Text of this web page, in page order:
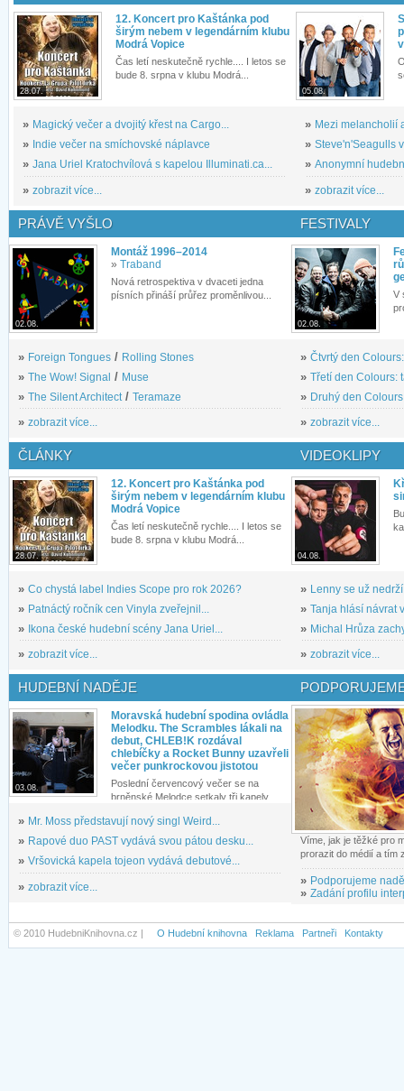
28.07.
12. Koncert pro Kaštánka pod
širým nebem v legendárním klubu
Modrá Vopice
Čas letí neskutečně rychle.... I letos se
bude 8. srpna v klubu Modrá...
» Magický večer a dvojitý křest na Cargo...
» Indie večer na smíchovské náplavce
» Jana Uriel Kratochvílová s kapelou Illuminati.ca...
» zobrazit více...
05.08.
» Mezi melancholií
» Steve'n'Seagulls
» Anonymní
» zobrazit více...
PRÁVĚ VYŠLO
02.08.
Montáž 1996–2014
» Traband
Nová retrospektiva v dvaceti jedna
písních přináší průřez proměnlivou...
» Foreign Tongues / Rolling Stones
» The Wow! Signal / Muse
» The Silent Architect / Teramaze
» zobrazit více...
FESTIVALY
02.08.
V
» Čtvrtý den
» Třetí den Colours:
» Druhý den
» zobrazit více...
ČLÁNKY
28.07.
12. Koncert pro Kaštánka pod
širým nebem v legendárním klubu
Modrá Vopice
Čas letí neskutečně rychle.... I letos se
bude 8. srpna v klubu Modrá...
» Co chystá label Indies Scope pro rok 2026?
» Patnáctý ročník cen Vinyla zveřejnil...
»
Ikona české hudební scény Jana Uriel...
» zobrazit více...
VIDEOKLIPY
04.08.
» Lenny se už
» Tanja hlásí návrat
» Michal Hrůza
» zobrazit více...
HUDEBNÍ NADĚJE
03.08.
Moravská hudební spodina ovládla
Melodku. The Scrambles lákali na
debut, CHLEB!K rozdával
chlebíčky a Rocket Bunny uzavřeli
večer punkrockovou jistotou
Poslední červencový večer se na
brněnské Melodce setkaly tři kapely...
» Mr. Moss představují nový singl Weird...
» Rapové duo PAST vydává svou pátou desku...
» Vršovická kapela tojeon vydává debutové...
» zobrazit více...
Víme, jak je těžké pro
prorazit do médií a tím
» Podporujeme
» Zadání profilu
© 2010 HudebniKnihovna.cz | O Hudební knihovna Reklama Partneři Kontakty